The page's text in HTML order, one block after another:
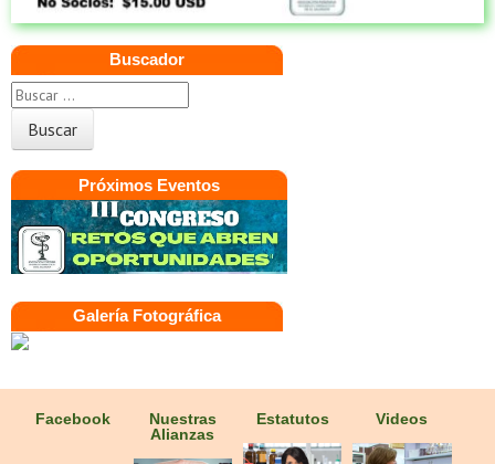
Buscador
Próximos Eventos
Galería Fotográfica
Facebook
Nuestras
Alianzas
Estatutos Videos